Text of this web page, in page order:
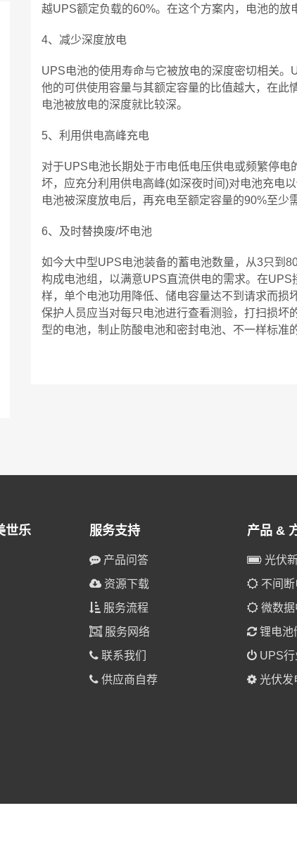
越UPS额定负载的60%。在这个方案内，电池的放
4、减少深度放电
UPS电池的使用寿命与它被放电的深度密切相关
他的可供使用容量与其额定容量的比值越大，在
电池被放电的深度就比较深。
5、利用供电高峰充电
对于UPS电池长期处于市电低电压供电或频繁停
坏，应充分利用供电高峰(如深夜时间)对电池充电
电池被深度放电后，再充电至额定容量的90%至少
6、及时替换废/坏电池
如今大中型UPS电池装备的蓄电池数量，从3只到
构成电池组，以满意UPS直流供电的需求。在
样，单个电池功用降低、储电容量达不到请求而损
保护人员应当对每只电池进行查看测验，打扫损坏
型的电池，制止防酸电池和密封电池、不一样标准
世乐 服务支持
产品问答
资源下载
服务流程
服务网络
联系我们
供应商自荐
产品 &
光伏
不间
微数
锂电池
UPS行
光伏发